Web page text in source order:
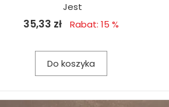
Jest
35,33 zł Rabat: 15 %
Do koszyka